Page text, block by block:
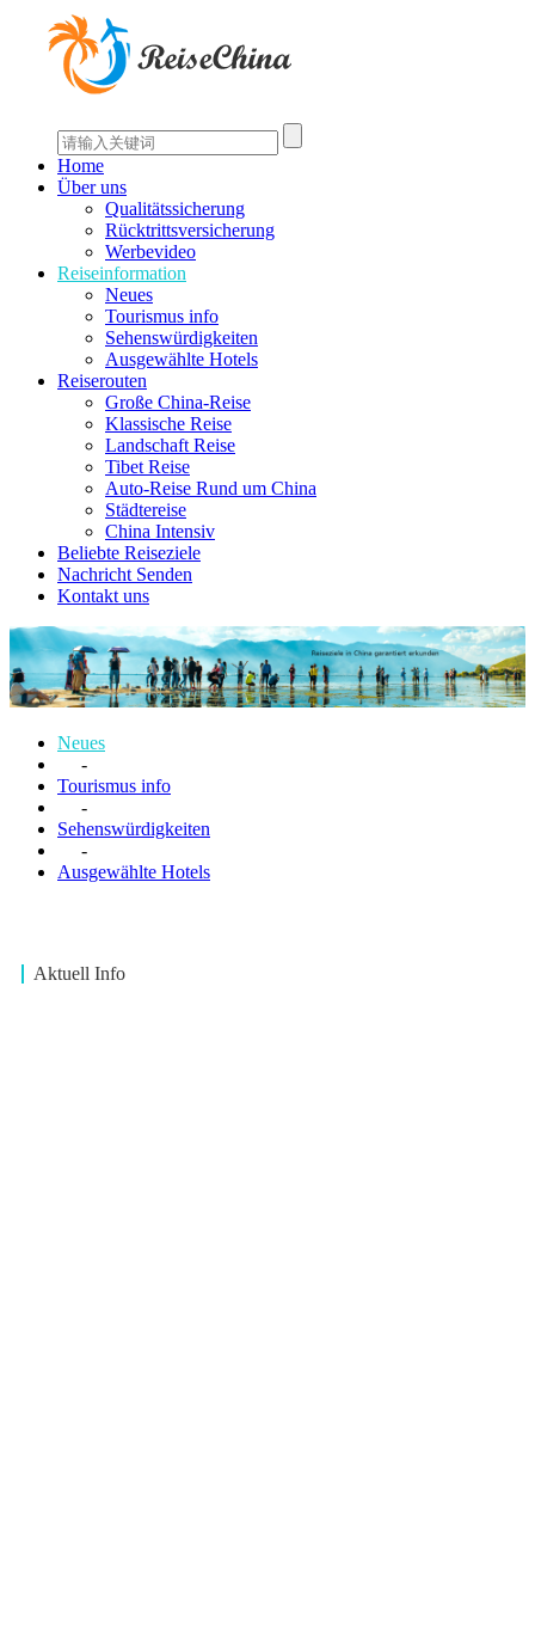
Home
Über uns
Qualitätssicherung
Rücktrittsversicherung
Werbevideo
Reiseinformation
Neues
Tourismus info
Sehenswürdigkeiten
Ausgewählte Hotels
Reiserouten
Große China-Reise
Klassische Reise
Landschaft Reise
Tibet Reise
Auto-Reise Rund um China
Städtereise
China Intensiv
Beliebte Reiseziele
Nachricht Senden
Kontakt uns
Neues
-
Tourismus info
-
Sehenswürdigkeiten
-
Ausgewählte Hotels
Aktuell Info